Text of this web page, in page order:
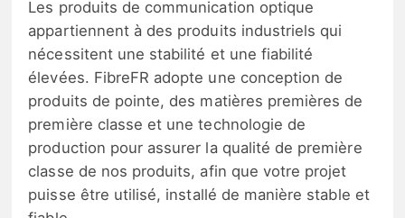
Les produits de communication optique
appartiennent à des produits industriels qui
nécessitent une stabilité et une fiabilité
élevées. FibreFR adopte une conception de
produits de pointe, des matières premières de
première classe et une technologie de
production pour assurer la qualité de première
classe de nos produits, afin que votre projet
puisse être utilisé, installé de manière stable et